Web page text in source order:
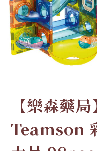
【樂森藥
Teamson